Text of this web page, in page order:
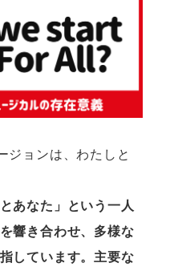
ジョンは、わたしと
あなた」という一人
響き合わせ、多様な
しています。主要な